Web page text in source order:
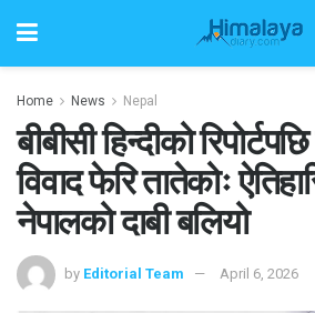
Home News Nepal
बीबीसी हिन्दीको
विवाद फेरि तातेकोः
नेपालको दाबी बलियो
by Editorial Team April 6, 2026